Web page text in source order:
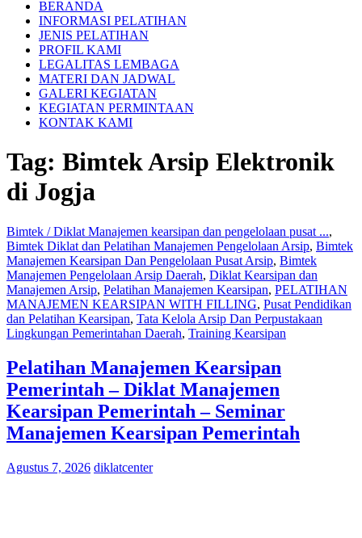
BERANDA
INFORMASI PELATIHAN
JENIS PELATIHAN
PROFIL KAMI
LEGALITAS LEMBAGA
MATERI DAN JADWAL
GALERI KEGIATAN
KEGIATAN PERMINTAAN
KONTAK KAMI
Tag: Bimtek Arsip Elektronik
di Jogja
Bimtek / Diklat Manajemen kearsipan dan pengelolaan pusat ...,
Bimtek Diklat dan Pelatihan Manajemen Pengelolaan Arsip, Bimtek
Manajemen Kearsipan Dan Pengelolaan Pusat Arsip, Bimtek
Manajemen Pengelolaan Arsip Daerah, Diklat Kearsipan dan
Manajemen Arsip, Pelatihan Manajemen Kearsipan, PELATIHAN
MANAJEMEN KEARSIPAN WITH FILLING, Pusat Pendidikan
dan Pelatihan Kearsipan, Tata Kelola Arsip Dan Perpustakaan
Lingkungan Pemerintahan Daerah, Training Kearsipan
Pelatihan Manajemen Kearsipan
Pemerintah – Diklat Manajemen
Kearsipan Pemerintah – Seminar
Manajemen Kearsipan Pemerintah
Agustus 7, 2026 diklatcenter